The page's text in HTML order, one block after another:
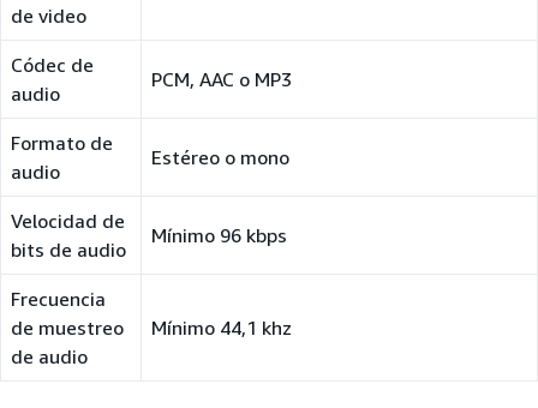
de video
Códec de
audio
PCM, AAC o MP3
Formato de
audio
Estéreo o mono
Velocidad de
bits de audio
Mínimo 96 kbps
Frecuencia
de muestreo
de audio
Mínimo 44,1 khz